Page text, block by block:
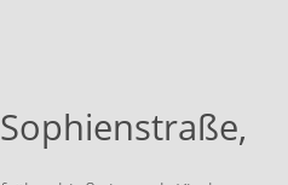
Sophienstraße,